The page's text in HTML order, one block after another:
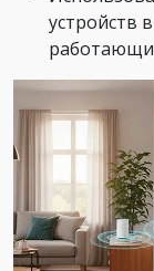
устройств